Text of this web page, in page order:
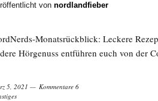
von nordlandfieber
Monatsrückblick: Leckere
Hörgenuss entführen euch von der
5, 2021
Kommentare 6